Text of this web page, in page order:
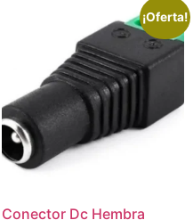
¡Oferta!
Conector Dc Hembra